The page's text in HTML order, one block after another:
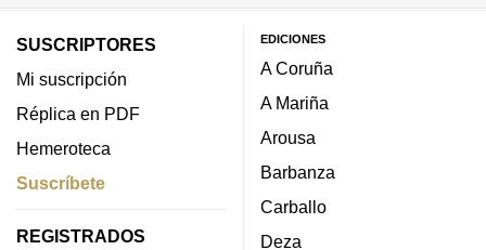
SUSCRIPTORES
Mi suscripción
Réplica en PDF
Hemeroteca
Suscríbete
REGISTRADOS
EDICIONES
A Coruña
A Mariña
Arousa
Barbanza
Carballo
Deza